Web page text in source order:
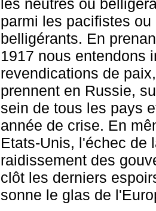
les neutres ou
parmi les pacifistes
belligérants. En
1917 nous entendons
revendications de
prennent en Russie,
sein de tous les pays
année de crise. En
Etats-Unis, l'échec de
raidissement des
clôt les derniers
sonne le glas de